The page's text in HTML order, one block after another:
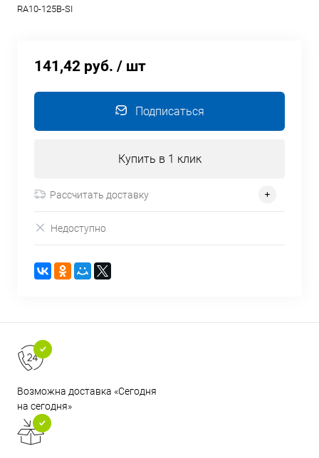
RA10-125B-SI
141,42 руб. / шт
Подписаться
Купить в 1 клик
Рассчитать доставку
Недоступно
Возможна доставка «Сегодня
на сегодня»